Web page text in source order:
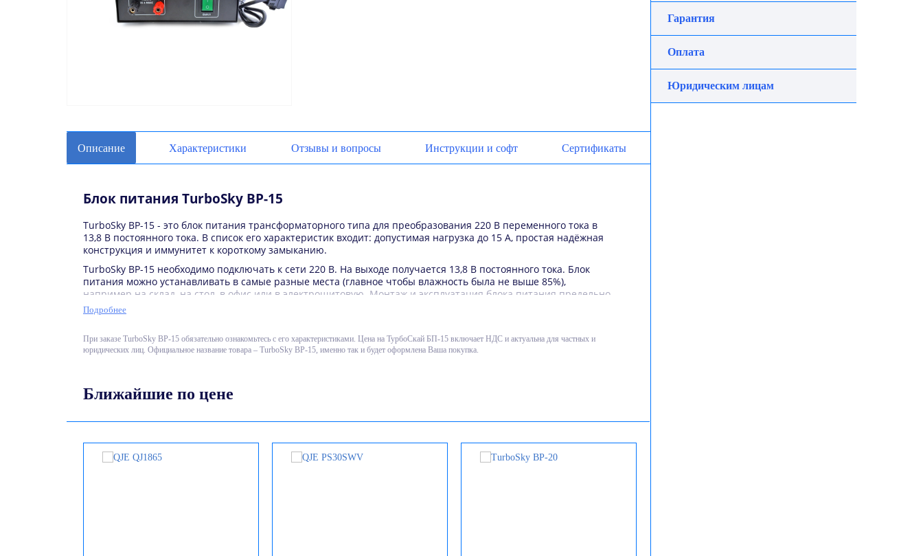
Описание Характеристики Отзывы и вопросы Инструкции и софт Сертификаты
Блок питания TurboSky BP-15
TurboSky BP-15 - это блок питания трансформаторного типа для преобразования 220 В переменного тока в
13,8 В постоянного тока. В список его характеристик входит: допустимая нагрузка до 15 А, простая надёжная
конструкция и иммунитет к короткому замыканию.
TurboSky BP-15 необходимо подключать к сети 220 В. На выходе получается 13,8 В постоянного тока. Блок
питания можно устанавливать в самые разные места (главное чтобы влажность была не выше 85%),
например на склад, на стол, в офис или в электрощитовую. Монтаж и эксплуатация блока питания предельно
простые, достаточно включить его в электросеть, присоединить кабели к зажимам и переключить клавишу
ВКЛ.
TurboSky BP-15 рассчитан в основном для питания радиостанций и схожего оборудования, поэтому помехи
сведены на нет. Также блок питания имеет защиту от перепадов напряжения и защиту от нежелательного
Особенности TurboSky BP-15:
Выходное напряжение 13,8 В DC
Защита от короткого замыкания
Металлический корпус
Подробнее
При заказе TurbоSkу BP-15 обязательно ознакомьтесь с его характеристиками. Цена на ТурбоСкай БП-15 включает НДС и актуальна для частных и
юридических лиц. Официальное название товара – TurboSky BP-15, именно так и будет оформлена Ваша покупка.
Ближайшие по цене
Гарантия
Оплата
Юридическим лицам